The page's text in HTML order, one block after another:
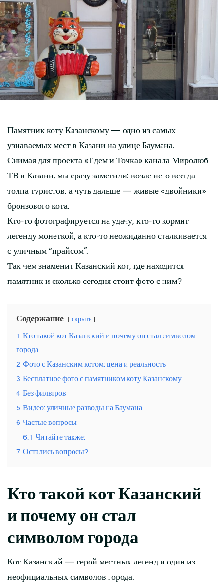
Памятник коту Казанскому — одно из самых
узнаваемых мест в Казани на улице Баумана.
Снимая для проекта «Едем и Точка» канала Миролюб
ТВ в Казани, мы сразу заметили: возле него всегда
толпа туристов, а чуть дальше — живые «двойники»
бронзового кота.
Кто-то фотографируется на удачу, кто-то кормит
легенду монеткой, а кто-то неожиданно сталкивается
с уличным “прайсом”.
Так чем знаменит Казанский кот, где находится
памятник и сколько сегодня стоит фото с ним?
Содержание скрыть
1 Кто такой кот Казанский и почему он стал символом
города
2 Фото с Казанским котом: цена и реальность
3 Бесплатное фото с памятником коту Казанскому
4 Без фильтров
5 Видео: уличные разводы на Баумана
6 Частые вопросы
6.1 Читайте также:
7 Остались вопросы?
Кто такой кот Казанский
и почему он стал
символом города
Кот Казанский — герой местных легенд и один из
неофициальных символов города.